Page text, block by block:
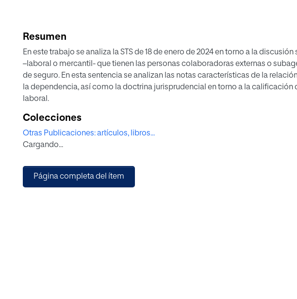
Resumen
En este trabajo se analiza la STS de 18 de enero de 2024 en torno a la
–laboral o mercantil- que tienen las personas colaboradoras externas o
de seguro. En esta sentencia se analizan las notas características de la
la dependencia, así como la doctrina jurisprudencial en torno a la calificación
laboral.
Colecciones
Otras Publicaciones: artículos, libros...
Cargando...
Página completa del ítem